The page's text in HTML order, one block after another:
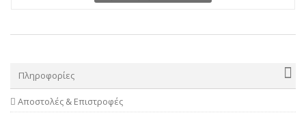
Πληροφορίες
Αποστολές & Επιστροφές